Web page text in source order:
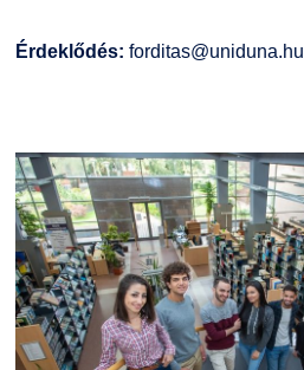
Érdeklődés: forditas@uniduna.hu